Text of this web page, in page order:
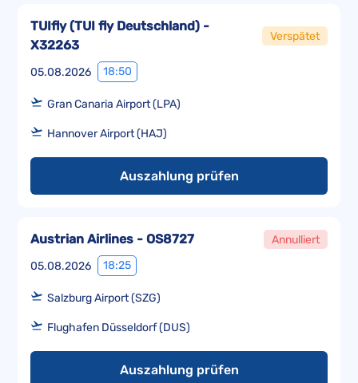
05.08.2026 18:50
TUIfly (TUI fly Deutschland) -
X32263
Verspätet
Gran Canaria Airport (LPA)
Hannover Airport (HAJ)
Auszahlung prüfen
05.08.2026 18:25
Austrian Airlines - OS8727 Annulliert
Salzburg Airport (SZG)
Flughafen Düsseldorf (DUS)
Auszahlung prüfen